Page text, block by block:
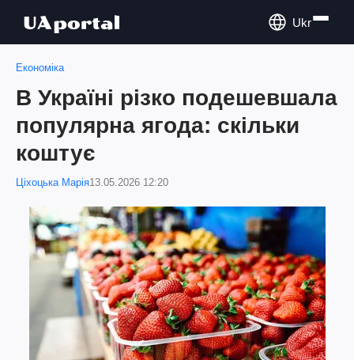
Ukr
Економіка
В Україні різко подешевшала
популярна ягода: скільки
коштує
Ціхоцька Марія13.05.2026 12:20